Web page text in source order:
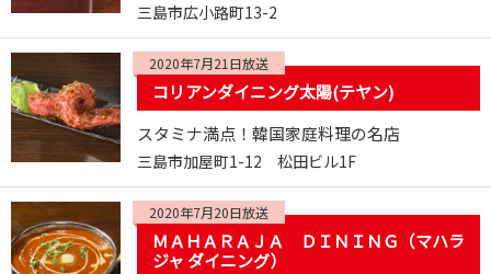
三島市広小路町13-2
2020年7月21日放送
コリアンダイニング太陽(テヤン)
スタミナ満点！韓国家庭料理の名店
三島市加屋町1-12 松田ビル1F
2020年7月20日放送
ＭＡＨＡＲＡＪＡ ＤＩＮＩＮＧ（マハラ
ジャ ダイニング）